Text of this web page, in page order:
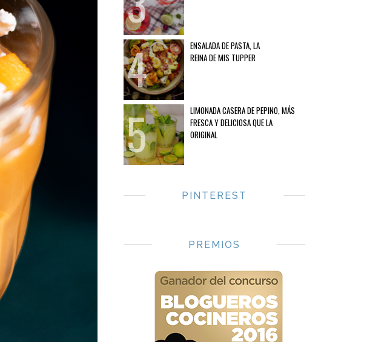
ENSALADA DE PASTA, LA
REINA DE MIS TUPPER
LIMONADA CASERA DE PEPINO, MÁS
FRESCA Y DELICIOSA QUE LA
ORIGINAL
PINTEREST
PREMIOS